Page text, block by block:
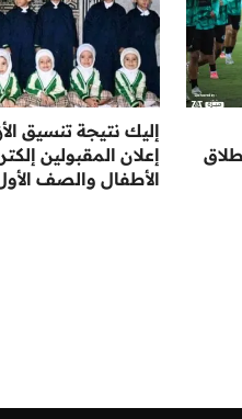
إعلان المقبولين
الأطفال والصف الأول